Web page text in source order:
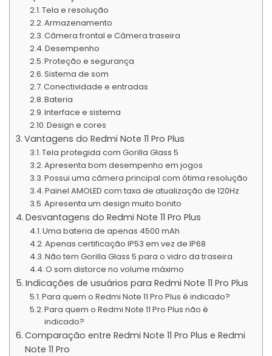
Tela e resolução
Armazenamento
Câmera frontal e Câmera traseira
Desempenho
Proteção e segurança
Sistema de som
Conectividade e entradas
Bateria
Interface e sistema
Design e cores
Vantagens do Redmi Note 11 Pro Plus
Tela protegida com Gorilla Glass 5
Apresenta bom desempenho em jogos
Possui uma câmera principal com ótima resolução
Painel AMOLED com taxa de atualização de 120Hz
Apresenta um design muito bonito
Desvantagens do Redmi Note 11 Pro Plus
Uma bateria de apenas 4500 mAh
Apenas certificação IP53 em vez de IP68
Não tem Gorilla Glass 5 para o vidro da traseira
O som distorce no volume máximo
Indicações de usuários para Redmi Note 11 Pro Plus
Para quem o Redmi Note 11 Pro Plus é indicado?
Para quem o Redmi Note 11 Pro Plus não é
indicado?
Comparação entre Redmi Note 11 Pro Plus e Redmi
Note 11 Pro